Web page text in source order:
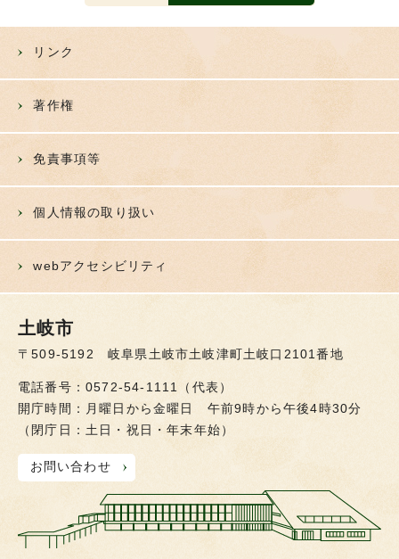
リンク
著作権
免責事項等
個人情報の取り扱い
webアクセシビリティ
土岐市
〒509-5192 岐阜県土岐市土岐津町土岐口2101番地
電話番号：0572-54-1111（代表）
開庁時間：月曜日から金曜日 午前9時から午後4時30分
（閉庁日：土日・祝日・年末年始）
お問い合わせ